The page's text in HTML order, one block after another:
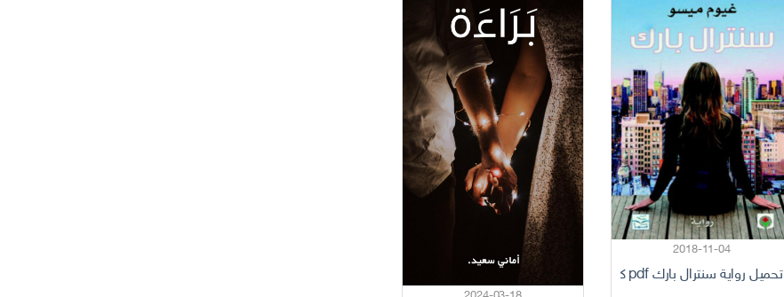
2018-11-04
تحميل رواية سنترال بارك pdf كامل